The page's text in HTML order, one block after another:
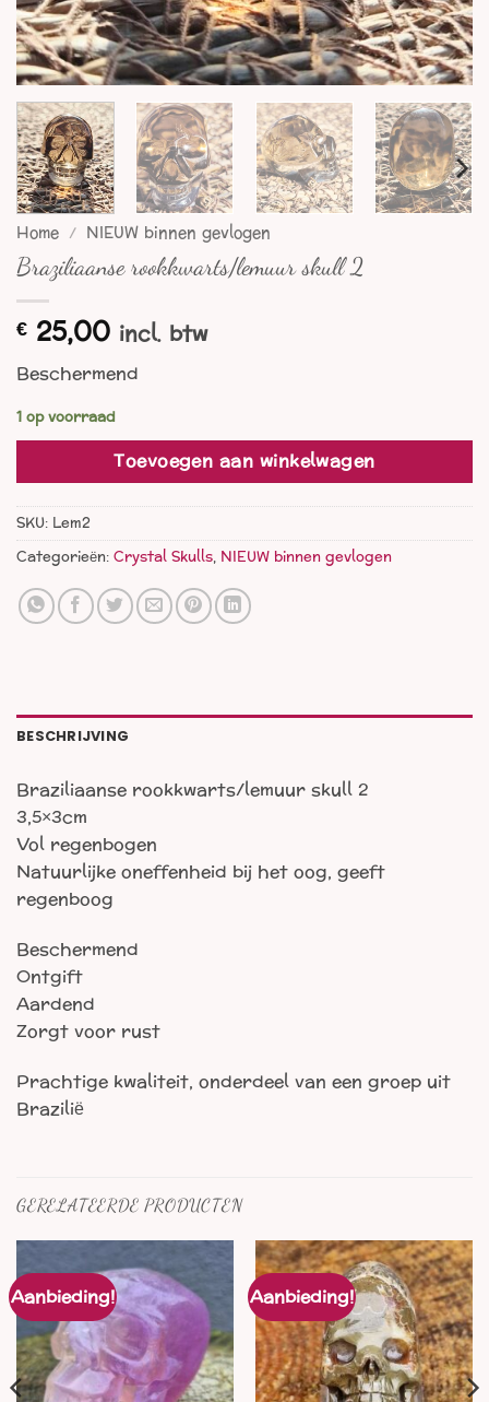
Home / NIEUW binnen gevlogen
Braziliaanse rookkwarts/lemuur skull 2
€ 25,00 incl. btw
Beschermend
1 op voorraad
Toevoegen aan winkelwagen
SKU: Lem2
Categorieën:Crystal Skulls, NIEUW binnen gevlogen
BESCHRIJVING
Braziliaanse rookkwarts/lemuur skull 2
3,5×3cm
Vol regenbogen
Natuurlijke oneffenheid bij het oog, geeft
regenboog
Beschermend
Ontgift
Aardend
Zorgt voor rust
Prachtige kwaliteit, onderdeel van een groep uit
Brazilië
GERELATEERDE PRODUCTEN
Aanbieding! Aanbieding!